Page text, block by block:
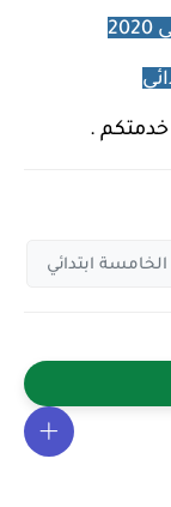
خدمتكم .
ابتدائي